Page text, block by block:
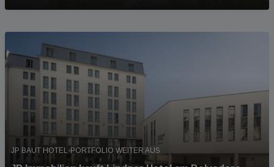
JP BAUT HOTEL-PORTFOLIO WEITER AUS